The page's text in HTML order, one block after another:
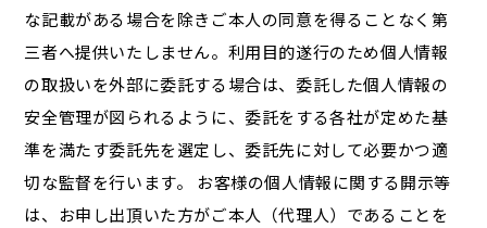
な記載がある場合を除きご本人の同意を得ることなく第
三者へ提供いたしません。利用目的遂行のため個人情報
の取扱いを外部に委託する場合は、委託した個人情報の
安全管理が図られるように、委託をする各社が定めた基
準を満たす委託先を選定し、委託先に対して必要かつ適
切な監督を行います。 お客様の個人情報に関する開示等
は、お申し出頂いた方がご本人（代理人）であることを